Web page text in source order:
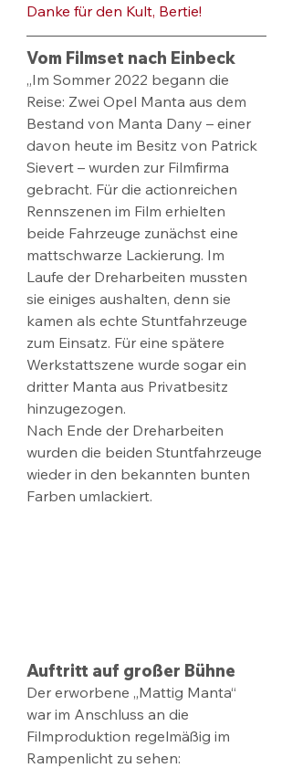
Danke für den Kult, Bertie!
Vom Filmset nach Einbeck
„Im Sommer 2022 begann die
Reise: Zwei Opel Manta aus dem
Bestand von Manta Dany – einer
davon heute im Besitz von Patrick
Sievert – wurden zur Filmfirma
gebracht. Für die actionreichen
Rennszenen im Film erhielten
beide Fahrzeuge zunächst eine
mattschwarze Lackierung. Im
Laufe der Dreharbeiten mussten
sie einiges aushalten, denn sie
kamen als echte Stuntfahrzeuge
zum Einsatz. Für eine spätere
Werkstattszene wurde sogar ein
dritter Manta aus Privatbesitz
hinzugezogen.
Nach Ende der Dreharbeiten
wurden die beiden Stuntfahrzeuge
wieder in den bekannten bunten
Farben umlackiert.
Auftritt auf großer Bühne
Der erworbene „Mattig Manta“
war im Anschluss an die
Filmproduktion regelmäßig im
Rampenlicht zu sehen: